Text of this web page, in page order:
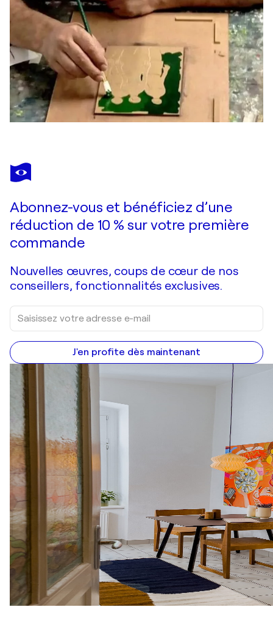
Abonnez-vous et bénéficiez d’une
réduction de 10 % sur votre première
commande
Nouvelles œuvres, coups de cœur de nos
conseillers, fonctionnalités exclusives.
J'en profite dès maintenant